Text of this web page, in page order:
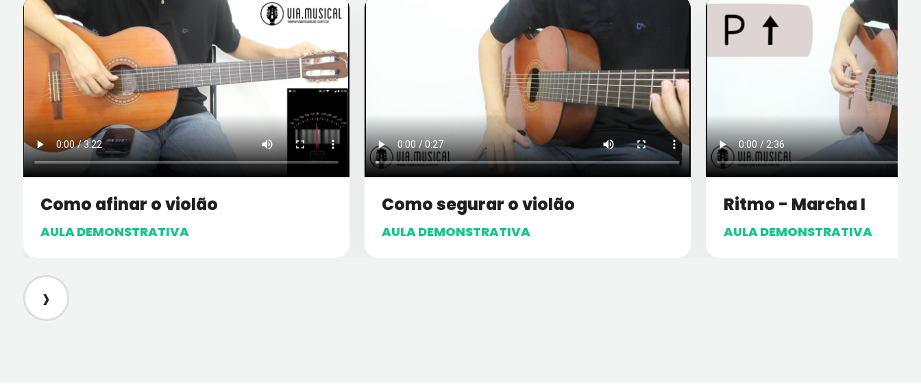
Como afinar o violão
AULA DEMONSTRATIVA
Como segurar o violão
AULA DEMONSTRATIVA
Ritmo - Marcha I
AULA DEMONSTRATIVA
›